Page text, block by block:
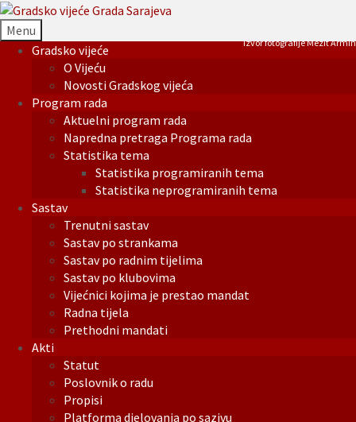
Menu
Gradsko vijeće
O Vijeću
Novosti Gradskog vijeća
Program rada
Aktuelni program rada
Napredna pretraga Programa rada
Statistika tema
Statistika programiranih tema
Statistika neprogramiranih tema
Sastav
Trenutni sastav
Sastav po strankama
Sastav po radnim tijelima
Sastav po klubovima
Vijećnici kojima je prestao mandat
Radna tijela
Prethodni mandati
Akti
Statut
Poslovnik o radu
Propisi
Platforma djelovanja po sazivu
Izvor fotografije Mezit Armin